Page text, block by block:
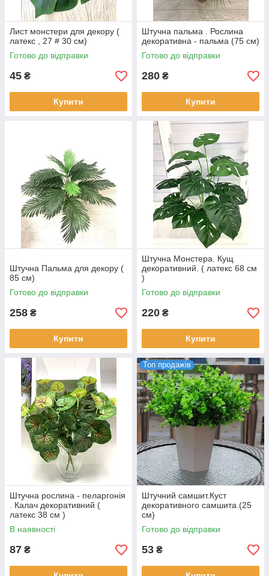
Кущі папороті
Невеликі кущики по 45 см відмінно виглядають в
горщиках або на стіні. Мають пластиковий стебло і
тканинні листя.
ВСІ ЛІАНИ НАШОГО КАТАЛОГУ!
Переваги замовлення квітів у магазині
Ціни
Встановлені оптові ціни завдяки власним
імпорту.
Асортимент
У каталозі представлено більше 500
варіантів рослин.
Зв'язок
Ми на зв'язку щодня, щоб оперативно
виконувати замовлення.
Актуальність
Постійно оновлюємо і поповнюємо наш
каталог новинками.
Консультуємо, професійно допомагаємо
Лист монстери для декору (
латекс , 27 # 30 см)
Готово до відправки
45 ₴
Купити
Штучна пальма . Рослина
декоративна - пальма (75 см)
Готово до відправки
280 ₴
Купити
Штучна Пальма для декору (
85 см)
Готово до відправки
258 ₴
Купити
Штучна Монстера. Кущ
декоративний. ( латекс 68 см
)
Готово до відправки
220 ₴
Купити
Штучна рослина - пеларгонія
. Калач декоративний (
латекс 38 см )
В наявності
87 ₴
Топ продажів
Штучний самшит.Куст
декоративного самшита.(25
см)
Готово до відправки
53 ₴